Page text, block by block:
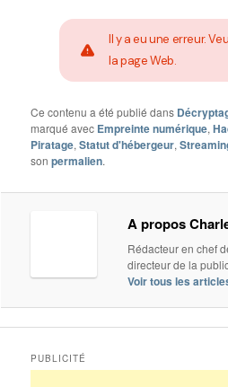
Il y a eu une erreur.
la page Web.
Ce contenu a été publié dans
marqué avec Empreinte numérique,
Piratage,Statut d'hébergeur,
sonpermalien.
A propos
Rédacteur en chef
directeur de la
Voir tous les
PUBLICITÉ